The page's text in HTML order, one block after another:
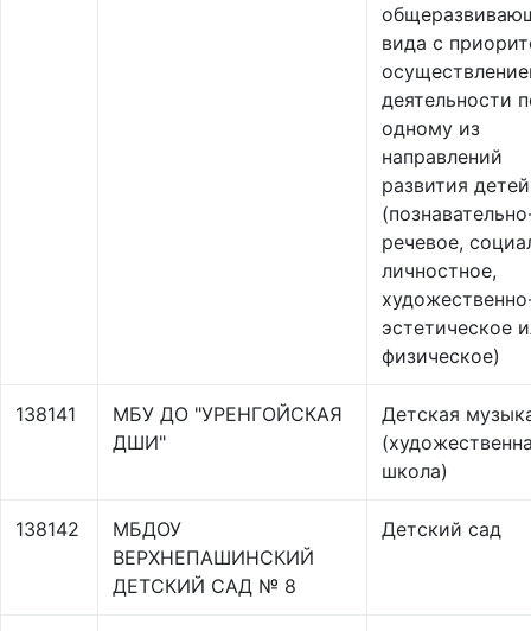
вида с
деятельности
одному из
направлений
развития детей
речевое,
личностное,
эстетическое
физическое)
138141
МБУ ДО "УРЕНГОЙСКАЯ
ДШИ"
Детская
школа)
138142
МБДОУ
ВЕРХНЕПАШИНСКИЙ
ДЕТСКИЙ САД № 8
Детский сад